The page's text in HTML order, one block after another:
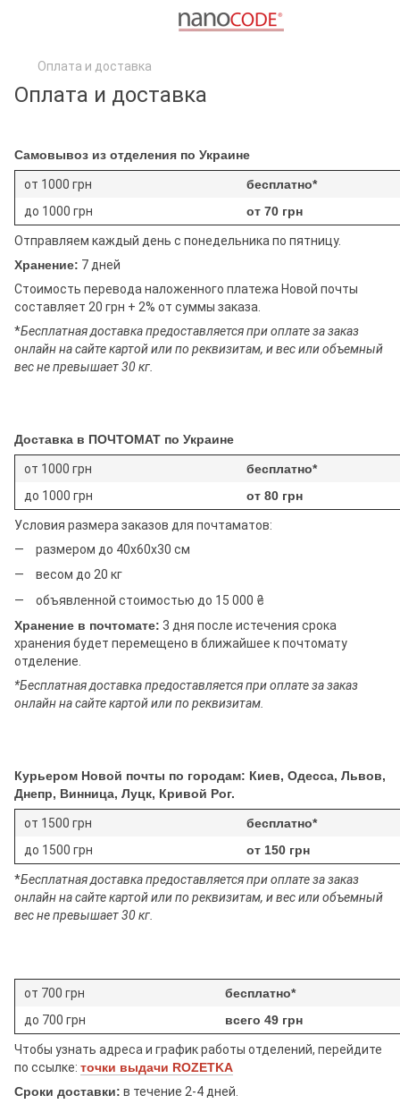
Оплата и доставка
Оплата и доставка
Самовывоз из отделения по Украине
от 1000 грн
бесплатно*
до 1000 грн
от 70 грн
Отправляем каждый день с понедельника по пятницу.
Хранение: 7 дней
Стоимость перевода наложенного платежа Новой почты
составляет 20 грн + 2% от суммы заказа.
*Бесплатная доставка предоставляется при оплате за заказ
онлайн на сайте картой или по реквизитам, и вес или объемный
вес не превышает 30 кг.
Доставка в ПОЧТОМАТ по Украине
от 1000 грн
бесплатно*
до 1000 грн
от 80 грн
Условия размера заказов для почтаматов:
размером до 40х60х30 см
весом до 20 кг
объявленной стоимостью до 15 000 ₴
Хранение в почтомате: 3 дня после истечения срока
хранения будет перемещено в ближайшее к почтомату
отделение.
*Бесплатная доставка предоставляется при оплате за заказ
онлайн на сайте картой или по реквизитам.
Курьером Новой почты по городам: Киев, Одесса, Львов,
Днепр, Винница, Луцк, Кривой Рог.
от 1500 грн
бесплатно*
до 1500 грн
от 150 грн
*Бесплатная доставка предоставляется при оплате за заказ
онлайн на сайте картой или по реквизитам, и вес или объемный
вес не превышает 30 кг.
от 700 грн
бесплатно*
до 700 грн
всего 49 грн
Чтобы узнать адреса и график работы отделений, перейдите
по ссылке: точки выдачи ROZETKA
Сроки доставки: в течение 2-4 дней.